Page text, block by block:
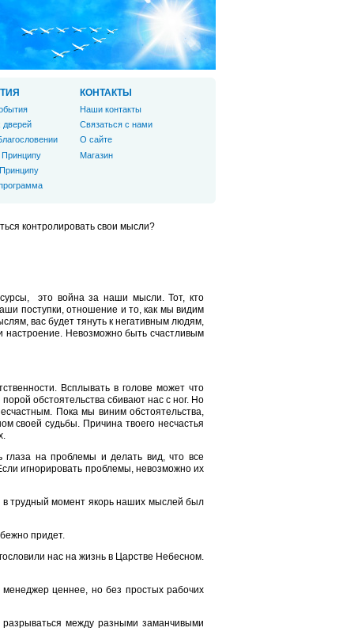
контролировать свои мысли?
это война за наши мысли. Тот, кто
поступки, отношение и то, как мы видим
вас будет тянуть к негативным людям,
Невозможно быть счастливым
Всплывать в голове может что
обстоятельства сбивают нас с ног. Но
Пока мы виним обстоятельства,
своей судьбы. Причина твоего несчастья
на проблемы и делать вид, что все
игнорировать проблемы, невозможно их
в трудный момент якорь наших мыслей был
придет.
нас на жизнь в Царстве Небесном.
ценнее, но без простых рабочих
между разными заманчивыми
дверей
КОНТАКТЫ
Наши контакты
Связаться с нами
О сайте
Магазин